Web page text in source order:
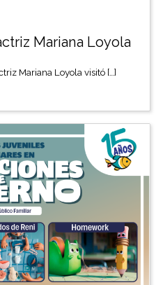
Mariana Loyola
Mariana Loyola visitó […]